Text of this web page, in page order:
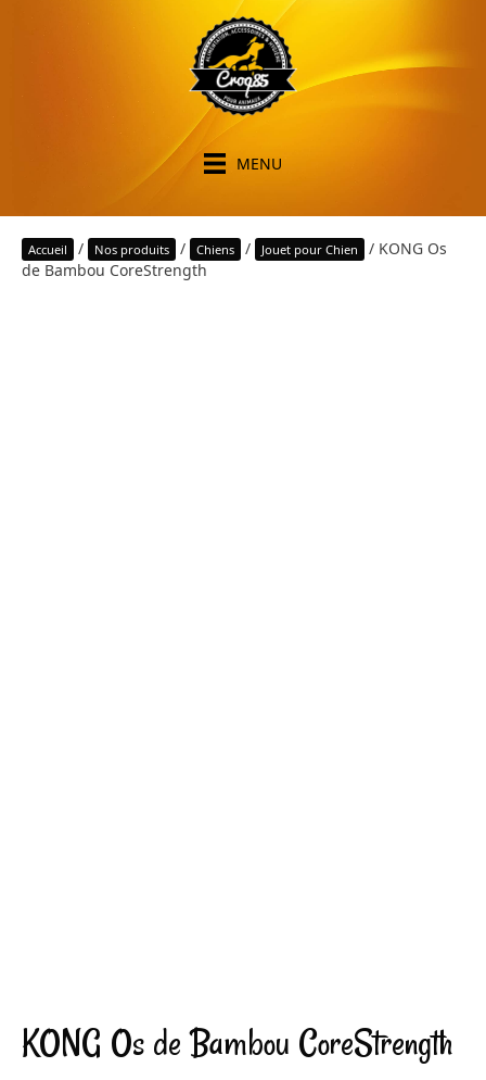
MENU
Accueil / Nos produits / Chiens / Jouet pour Chien
/ KONG Os
de Bambou CoreStrength
KONG Os de Bambou CoreStrength